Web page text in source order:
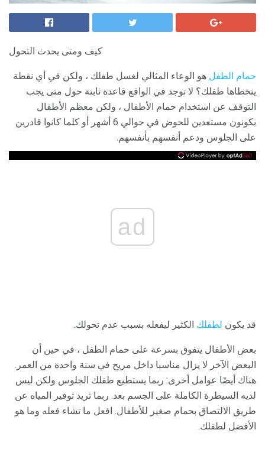
كيف ومتى يحدث التحول
حمام الطفل هو الوعاء المثالي لغسل طفلك ، ولكن في أي نقطة
يتخطاها طفلك؟ لا توجد في الواقع قاعدة ثابتة حول متى يجب
التوقف عن استخدام حمام الأطفال ، ولكن معظم الأطفال
يكونون مستعدين للحوض في حوالي 6 أشهر أو كلما كانوا قادرين
على الجلوس ودعم أنفسهم بأنفسهم.
ad
قد يكون لطفلك الكثير ليفعله بسبب عدم تحولك.
بعض الأطفال يتفوق بسرعة على حمام الطفل ، في حين أن
البعض الآخر لا يزال مناسبا داخل مريح في سنة واحدة من العمر.
هناك أيضًا عوامل أخرى: ربما يستطيع طفلك الجلوس ولكن ليس
لديه السيطرة الكاملة على الجسم بعد. ربما تريد توفير المياه عن
طريق الالتصاق بحمام صغير للأطفال. افعل ما تشاء فعله وما هو
الأفضل لطفلك.